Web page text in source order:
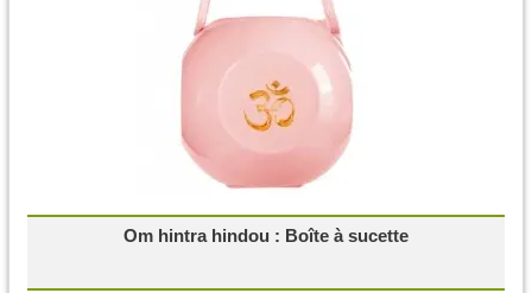
Om hintra hindou : Boîte à sucette